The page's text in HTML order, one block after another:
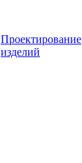
Проектирование
изделий